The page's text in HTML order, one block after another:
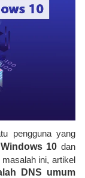
pengguna yang
10 dan
ini, artikel
DNS umum